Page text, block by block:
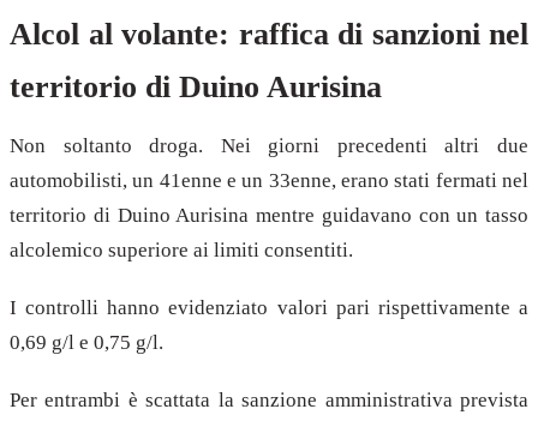
Alcol al volante: raffica di sanzioni nel
territorio di Duino Aurisina
Non soltanto droga. Nei giorni precedenti altri due
automobilisti, un 41enne e un 33enne, erano stati fermati nel
territorio di Duino Aurisina mentre guidavano con un tasso
alcolemico superiore ai limiti consentiti.
I controlli hanno evidenziato valori pari rispettivamente a
0,69 g/l e 0,75 g/l.
Per entrambi è scattata la sanzione amministrativa prevista